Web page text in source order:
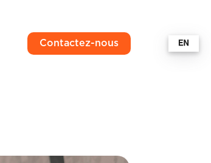
Contactez-nous